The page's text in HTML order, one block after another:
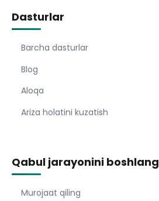
Dasturlar
Barcha dasturlar
Blog
Aloqa
Ariza holatini kuzatish
Qabul jarayonini boshlang
Murojaat qiling